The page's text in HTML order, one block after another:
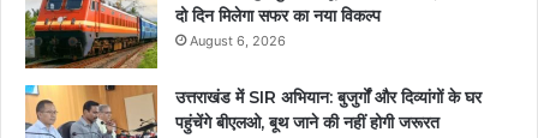
दो दिन मिलेगा सफर का नया विकल्प
August 6, 2026
उत्तराखंड में SIR अभियान: बुजुर्गों और दिव्यांगों के घर
पहुंचेंगे बीएलओ, बूथ जाने की नहीं होगी जरूरत